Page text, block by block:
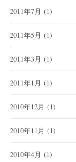
2011年7月 (1)
2011年5月 (1)
2011年3月 (1)
2011年1月 (1)
2010年12月 (1)
2010年11月 (1)
2010年4月 (1)